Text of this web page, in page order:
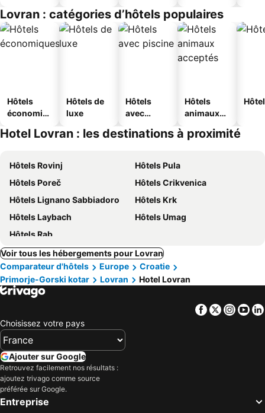
Lovran : catégories d’hôtels populaires
Hôtels
économiq
Hôtels de
luxe
Hôtels
avec
Hôtels
animaux
Hotel Lovran : les destinations à proximité
Hôtels Rovinj
Hôtels Pula
Hôtels Poreč
Hôtels Crikvenica
Hôtels Lignano Sabbiadoro
Hôtels Krk
Hôtels Laybach
Hôtels Umag
Hôtels Rab
Voir tous les hébergements pour Lovran
Comparateur d'hôtels
Europe
Croatie
Primorje-Gorski kotar
Lovran Hotel Lovran
Facebook
Twitter
Choisissez votre pays
Ajouter sur Google
Retrouvez facilement nos résultats :
ajoutez trivago comme source
préférée sur Google.
Entreprise